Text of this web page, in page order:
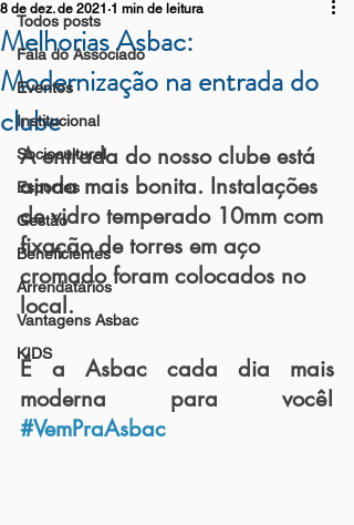
Todos posts
Fala do Associado
Eventos
Institucional
Sociocultural
Esportes
Gestão
Beneficientes
Arrendatários
Vantagens Asbac
KIDS
Melhorias Asbac:
Modernização na entrada do
clube
8 de dez. de 2021 1 min de leitura
A entrada do nosso clube está
ainda mais bonita. Instalações
de vidro temperado 10mm com
fixação de torres em aço
cromado foram colocados no
local.
É a Asbac cada dia mais
#VemPraAsbac